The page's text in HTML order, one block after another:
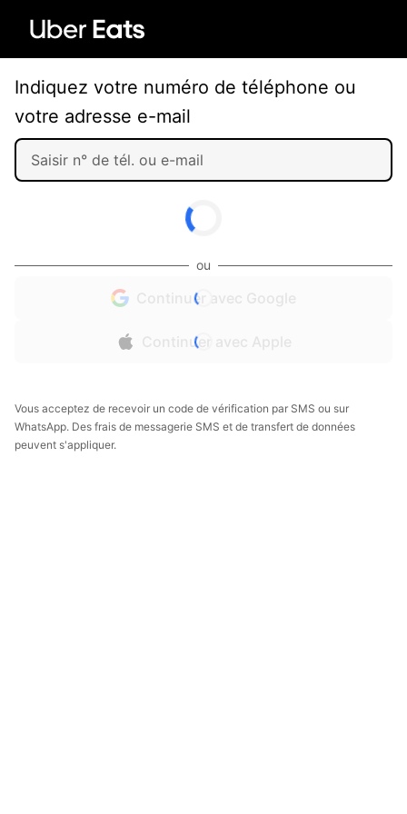
Indiquez votre numéro de téléphone ou
votre adresse e-mail
ou
Continuer avec Google
Continuer avec Apple
Vous acceptez de recevoir un code de vérification par SMS ou sur
WhatsApp. Des frais de messagerie SMS et de transfert de données
peuvent s'appliquer.